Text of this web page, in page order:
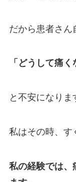
だから患者さん
「どうして痛
と不安になりま
私はその時、す
私の経験では、